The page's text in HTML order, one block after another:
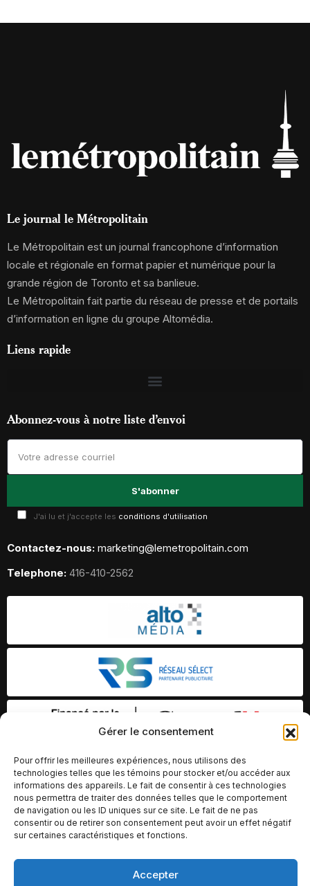
Gérer le consentement
Pour offrir les meilleures expériences, nous utilisons des
technologies telles que les témoins pour stocker et/ou accéder aux
informations des appareils. Le fait de consentir à ces technologies
nous permettra de traiter des données telles que le comportement
de navigation ou les ID uniques sur ce site. Le fait de ne pas
consentir ou de retirer son consentement peut avoir un effet négatif
sur certaines caractéristiques et fonctions.
Accepter
Le journal le Métropolitain
Le Métropolitain est un journal francophone d’information
locale et régionale en format papier et numérique pour la
grande région de Toronto et sa banlieue.
Le Métropolitain fait partie du réseau de presse et de portails
d’information en ligne du groupe Altomédia.
Liens rapide
Abonnez-vous à notre liste d’envoi
J'ai lu et j'accepte les conditions d'utilisation
Contactez-nous: marketing@lemetropolitain.com
Telephone: 416-410-2562
© Copyright 2026 – Altomédia Inc |